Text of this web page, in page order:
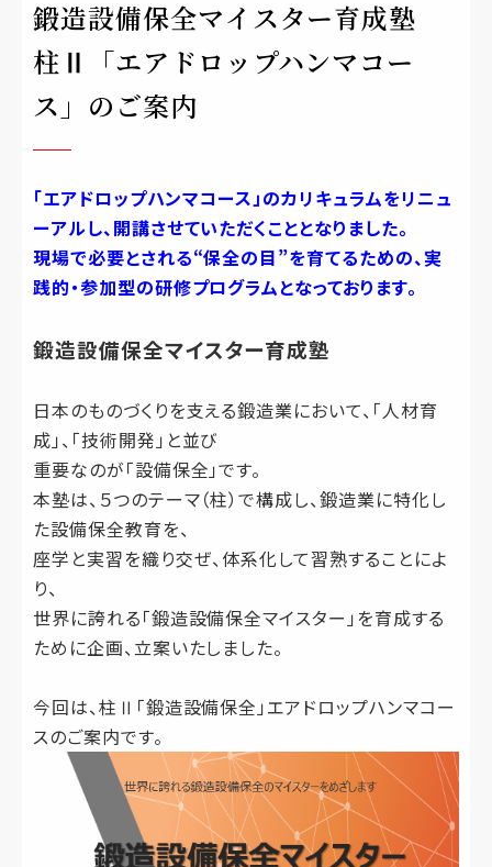
鍛造設備保全マイスター育成塾
柱Ⅱ「エアドロップハンマコー
ス」のご案内
「エアドロップハンマコース」のカリキュラムをリニュ
ーアルし、開講させていただくこととなりました。
現場で必要とされる“保全の目”を育てるための、実
践的・参加型の研修プログラムとなっております。
鍛造設備保全マイスター育成塾
日本のものづくりを支える鍛造業において、「人材育
成」、「技術開発」と並び
重要なのが「設備保全」です。
本塾は、５つのテーマ（柱）で構成し、鍛造業に特化し
た設備保全教育を、
座学と実習を織り交ぜ、体系化して習熟することによ
り、
世界に誇れる「鍛造設備保全マイスター」を育成する
ために企画、立案いたしました。
今回は、柱Ⅱ「鍛造設備保全」エアドロップハンマコー
スのご案内です。